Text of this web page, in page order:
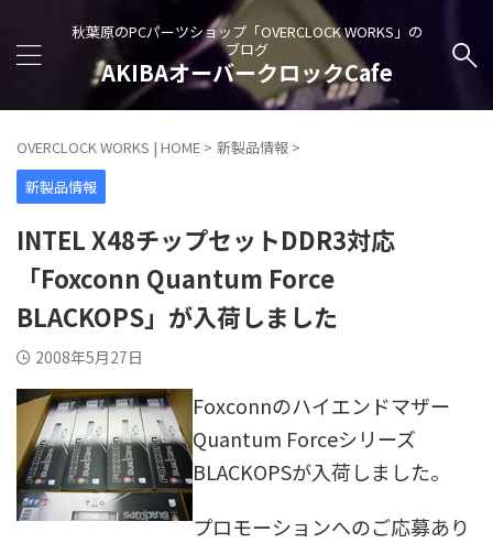
秋葉原のPCパーツショップ「OVERCLOCK WORKS」の
ブログ
AKIBAオーバークロックCafe
OVERCLOCK WORKS | HOME > 新製品情報 >
新製品情報
INTEL X48チップセットDDR3対応
「Foxconn Quantum Force
BLACKOPS」が入荷しました
2008年5月27日
Foxconnのハイエンドマザー
Quantum Forceシリーズ
BLACKOPSが入荷しました。
プロモーションへのご応募あり